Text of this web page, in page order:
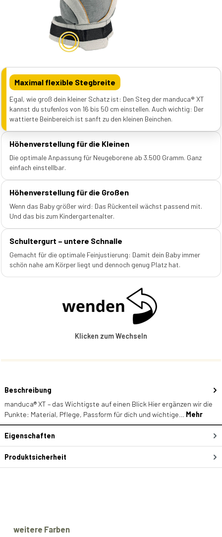
Maximal flexible Stegbreite
Egal, wie groß dein kleiner Schatz ist: Den Steg der manduca® XT
kannst du stufenlos von 16 bis 50 cm einstellen. Auch wichtig: Der
wattierte Beinbereich ist sanft zu den kleinen Beinchen.
Höhenverstellung für die Kleinen
Die optimale Anpassung für Neugeborene ab 3.500 Gramm. Ganz
einfach einstellbar.
Höhenverstellung für die Großen
Wenn das Baby größer wird: Das Rückenteil wächst passend mit.
Und das bis zum Kindergartenalter.
Schultergurt – untere Schnalle
Gemacht für die optimale Feinjustierung: Damit dein Baby immer
schön nahe am Körper liegt und dennoch genug Platz hat.
Klicken zum Wechseln
Beschreibung
manduca® XT – das Wichtigste auf einen Blick Hier ergänzen wir die
Punkte: Material, Pflege, Passform für dich und wichtige… Mehr
Eigenschaften
Produktsicherheit
Produktgalerie überspringen
weitere Farben